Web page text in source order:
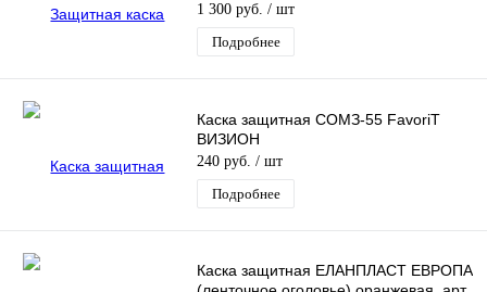
1 300 руб. / шт
Подробнее
Каска защитная СОМЗ-55 FavoriT
ВИЗИОН
240 руб. / шт
Подробнее
Каска защитная ЕЛАНПЛАСТ ЕВРОПА